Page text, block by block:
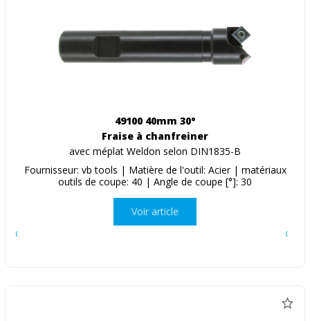
49100 40mm 30°
Fraise à chanfreiner
avec méplat Weldon selon DIN1835-B
Fournisseur: vb tools | Matière de l'outil: Acier | matériaux
outils de coupe: 40 | Angle de coupe [°]: 30
Voir article